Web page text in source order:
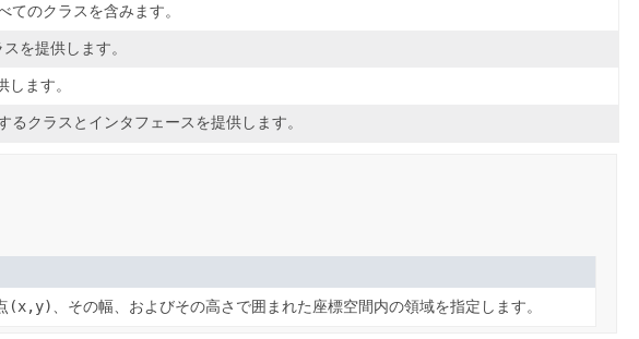
のクラスを含みます。
を提供します。
ます。
クラスとインタフェースを提供します。
(x,y) 、その幅、およびその高さで囲まれた座標空間内の領域を指定します。